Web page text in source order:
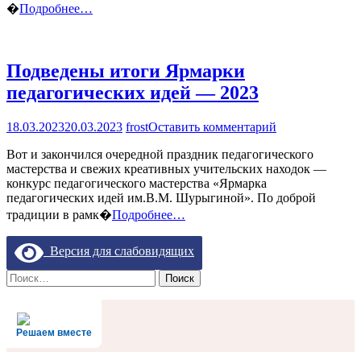
�Подробнее…
Подведены итоги Ярмарки
педагогических идей — 2023
18.03.202320.03.2023 frostОставить комментарий
итоги
Ярмарки
идей
Вот и закончился очередной праздник педагогического
мастерства и свежих креативных учительских находок —
конкурс педагогического мастерства «Ярмарка
педагогических идей им.В.М. Шурыгиной». По доброй
традиции в рамк�Подробнее…
Версия для слабовидящих
Найти:
Решаем вместе